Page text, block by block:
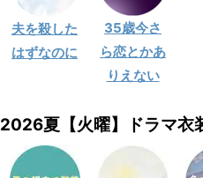
夫を殺した
はずなのに
35歳今さ
ら恋とかあ
りえない
2026夏【火曜】ドラマ衣